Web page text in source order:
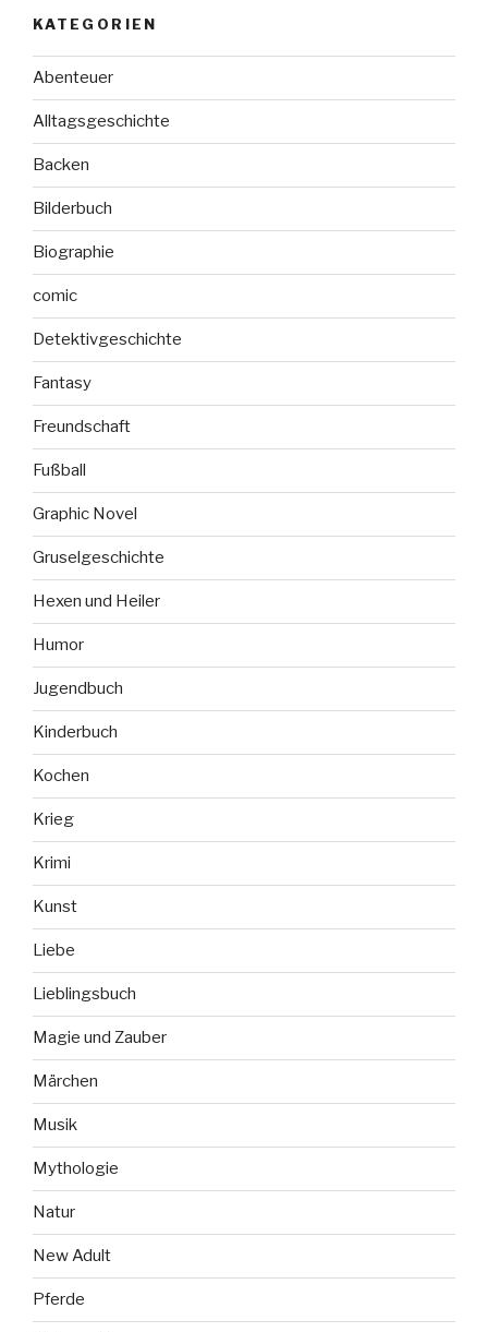
KATEGORIEN
Abenteuer
Alltagsgeschichte
Backen
Bilderbuch
Biographie
comic
Detektivgeschichte
Fantasy
Freundschaft
Fußball
Graphic Novel
Gruselgeschichte
Hexen und Heiler
Humor
Jugendbuch
Kinderbuch
Kochen
Krieg
Krimi
Kunst
Liebe
Lieblingsbuch
Magie und Zauber
Märchen
Musik
Mythologie
Natur
New Adult
Pferde